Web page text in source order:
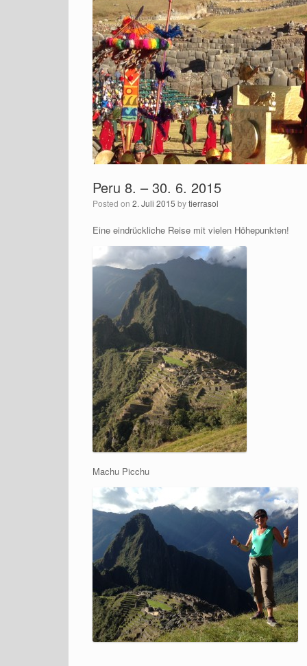
Peru 8. – 30. 6. 2015
Posted on 2. Juli 2015 bytierrasol
Eine eindrückliche Reise mit vielen Höhepunkten!
Machu Picchu